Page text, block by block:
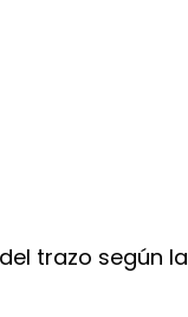
trazo según la